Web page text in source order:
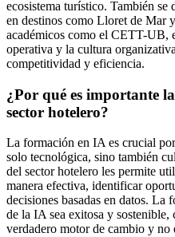
ecosistema turístico. También se
en destinos como Lloret de Mar
académicos como el CETT-UB,
operativa y la cultura
competitividad y eficiencia.
¿Por qué es importante
sector hotelero?
La formación en IA es crucial
solo tecnológica, sino también
del sector hotelero les permite
manera efectiva, identificar
decisiones basadas en datos. La
de la IA sea exitosa y
verdadero motor de cambio y no